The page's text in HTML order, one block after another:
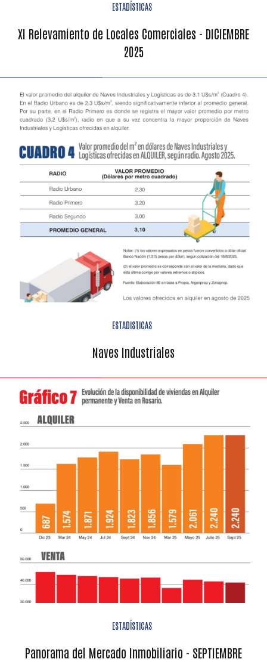
ESTADÍSTICAS
XI Relevamiento de Locales Comerciales - DICIEMBRE
2025
ESTADISTICAS
Naves Industriales
ESTADÍSTICAS
Panorama del Mercado Inmobiliario - SEPTIEMBRE